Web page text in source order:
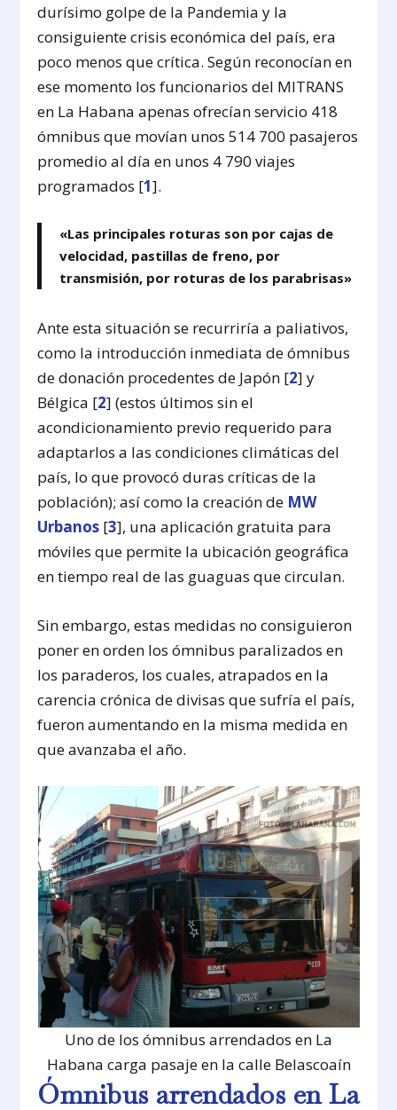
durísimo golpe de la Pandemia y la
consiguiente crisis económica del país, era
poco menos que crítica. Según reconocían en
ese momento los funcionarios del MITRANS
en La Habana apenas ofrecían servicio 418
ómnibus que movían unos 514 700 pasajeros
promedio al día en unos 4 790 viajes
programados [1].
«Las principales roturas son por cajas de
velocidad, pastillas de freno, por
transmisión, por roturas de los parabrisas»
Ante esta situación se recurriría a paliativos,
como la introducción inmediata de ómnibus
de donación procedentes de Japón [2] y
Bélgica [2] (estos últimos sin el
acondicionamiento previo requerido para
adaptarlos a las condiciones climáticas del
país, lo que provocó duras críticas de la
población); así como la creación de MW
Urbanos [3], una aplicación gratuita para
móviles que permite la ubicación geográfica
en tiempo real de las guaguas que circulan.
Sin embargo, estas medidas no consiguieron
poner en orden los ómnibus paralizados en
los paraderos, los cuales, atrapados en la
carencia crónica de divisas que sufría el país,
fueron aumentando en la misma medida en
que avanzaba el año.
Uno de los ómnibus arrendados en La
Habana carga pasaje en la calle Belascoaín
Ómnibus arrendados en La